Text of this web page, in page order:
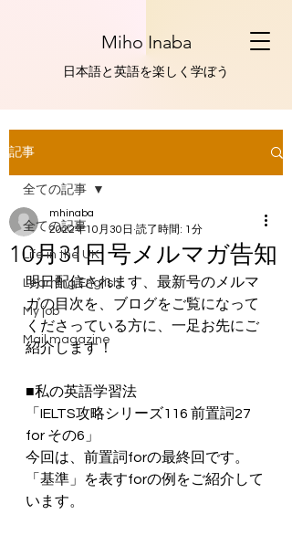
Miho Inaba
​日本語と英語を楽しく学ぼう
記事
全ての記事
Life in the UK
Learning English
My job
Mail magazine
全ての記事
10月31日号メルマガ告知
mhinaba
2022年10月30日 読了時間: 1分
明日配信されます、最新号のメルマ
ガの目次を、ブログをご覧になって
くださっている方に、一足お先にご
紹介します！
■私の英語学習法
「IELTS攻略シリーズ116 前置詞27
for その6」
今回は、前置詞forの最終回です。
「基準」を表すforの例をご紹介して
います。